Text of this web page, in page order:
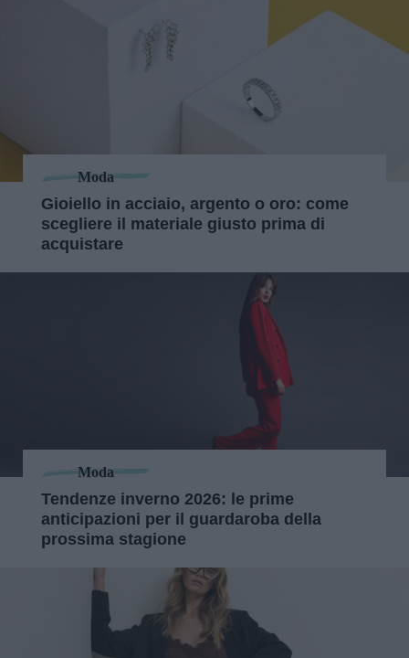
Moda
Gioiello in acciaio, argento o oro: come
scegliere il materiale giusto prima di
acquistare
Moda
Tendenze inverno 2026: le prime
anticipazioni per il guardaroba della
prossima stagione